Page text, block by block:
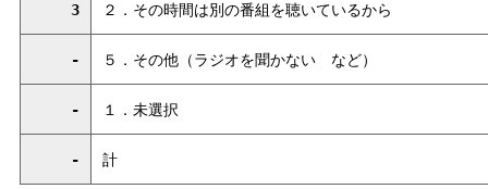
3 ２．その時間は別の番組を聴いているから
- ５．その他（ラジオを聞かない など）
- １．未選択
- 計